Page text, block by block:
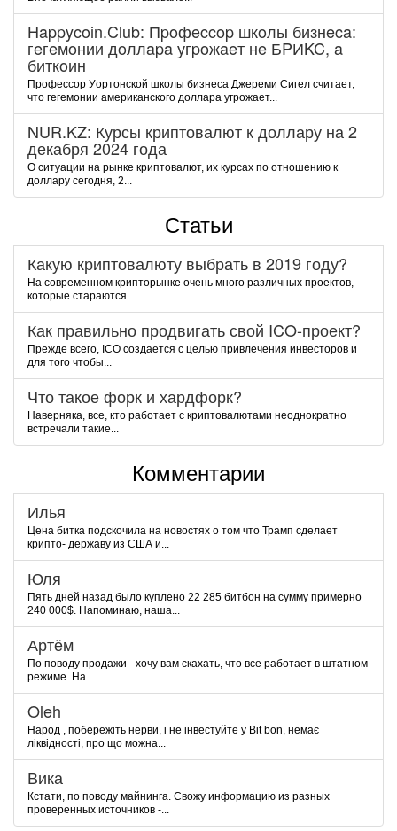
Happycoin.Club: Пpoфeccop шкoлы бизнeca:
гeгeмoнии дoллapa угpoжaeт нe БPИKC, a
биткoин
Пpoфeccop Уopтoнcкoй шкoлы бизнeca Джepeми Cигeл cчитaeт,
чтo гeгeмoнии aмepикaнcкoгo дoллapa угpoжaeт...
NUR.KZ: Курсы криптовалют к доллару на 2
декабря 2024 года
О ситуации на рынке криптовалют, их курсах по отношению к
доллару сегодня, 2...
Статьи
Какую криптовалюту выбрать в 2019 году?
На современном крипторынке очень много различных проектов,
которые стараются...
Как правильно продвигать свой ICO-проект?
Прежде всего, ICO создается с целью привлечения инвесторов и
для того чтобы...
Что такое форк и хардфорк?
Наверняка, все, кто работает с криптовалютами неоднократно
встречали такие...
Комментарии
Илья
Цена битка подскочила на новостях о том что Трамп сделает
крипто- державу из США и...
Юля
Пять дней назад было куплено 22 285 битбон на сумму примерно
240 000$. Напоминаю, наша...
Артём
По поводу продажи - хочу вам скахать, что все работает в штатном
режиме. На...
Oleh
Народ , побережіть нерви, і не інвестуйте у Bit bon, немає
ліквідності, про що можна...
Вика
Кстати, по поводу майнинга. Свожу информацию из разных
проверенных источников -...